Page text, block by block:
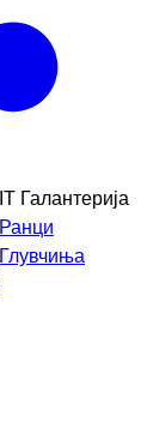
IT Галантерија
Ранци
Глувчиња